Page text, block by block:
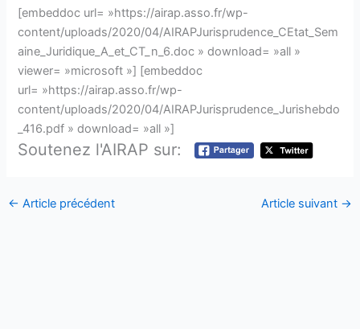
[embeddoc url= »https://airap.asso.fr/wp-
content/uploads/2020/04/AIRAPJurisprudence_CEtat_Sem
aine_Juridique_A_et_CT_n_6.doc » download= »all »
viewer= »microsoft »] [embeddoc
url= »https://airap.asso.fr/wp-
content/uploads/2020/04/AIRAPJurisprudence_Jurishebdo
_416.pdf » download= »all »]
Soutenez l'AIRAP sur:
← Article précédent Article suivant →